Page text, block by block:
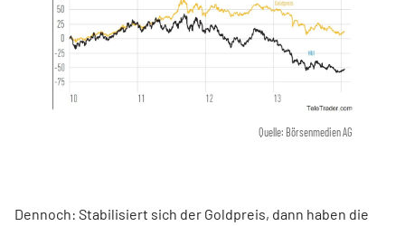
Quelle: Börsenmedien AG
Dennoch: Stabilisiert sich der Goldpreis, dann haben die